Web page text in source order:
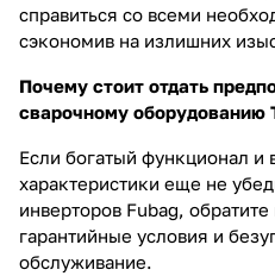
справиться со всеми
сэкономив на излишних
Почему стоит отдать
сварочному оборудованию
Если богатый функционал и
характеристики еще не
инверторов Fubag,
гарантийные условия и
обслуживание.